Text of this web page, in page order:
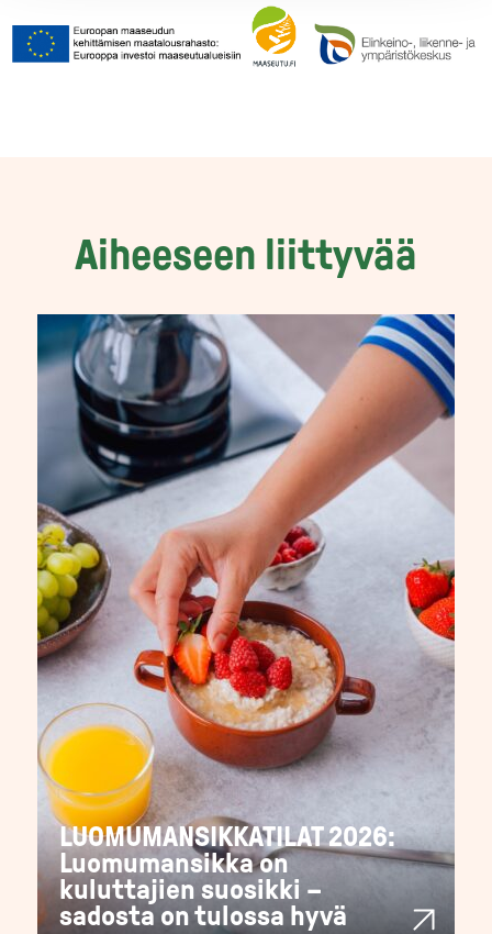
Aiheeseen liittyvää
LUOMUMANSIKKATILAT 2026:
Luomumansikka on
kuluttajien suosikki –
sadosta on tulossa hyvä